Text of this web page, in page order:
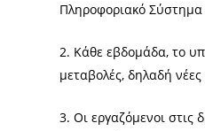
Πληροφοριακό
2. Κάθε εβδομάδα, το
μεταβολές, δηλαδή
3. Οι εργαζόμενοι